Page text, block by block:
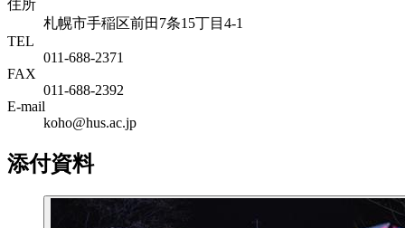
住所
札幌市手稲区前田7条15丁目4-1
TEL
011-688-2371
FAX
011-688-2392
E-mail
koho@hus.ac.jp
添付資料